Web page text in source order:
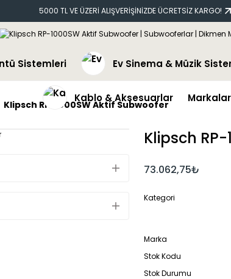
5000 TL VE ÜZERİ ALIŞVERİŞİNİZDE ÜCRETSİZ KARGO!
Sistemleri Ev Sinema & Müzik
Kablo & Aksesuarlar Markalar
Klipsch RP-1000SW Aktif Subwoofer
Klipsch
73.062,75₺
Kategori
Marka
Stok Kodu
Stok Durumu